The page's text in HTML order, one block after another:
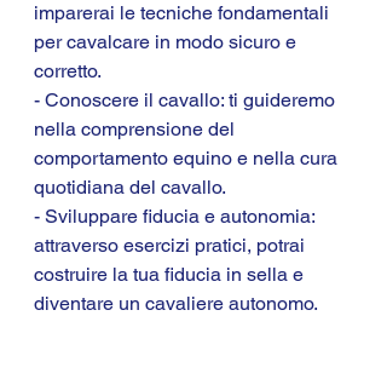
imparerai le tecniche fondamentali
per cavalcare in modo sicuro e
corretto.
- Conoscere il cavallo: ti guideremo
nella comprensione del
comportamento equino e nella cura
quotidiana del cavallo.
- Sviluppare fiducia e autonomia:
attraverso esercizi pratici, potrai
costruire la tua fiducia in sella e
diventare un cavaliere autonomo.